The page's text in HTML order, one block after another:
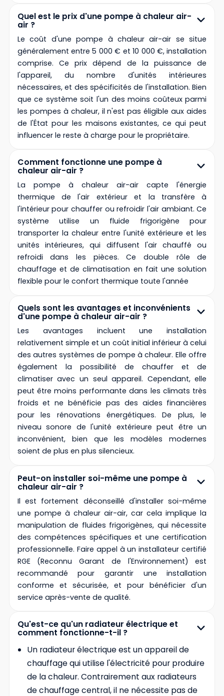
Quel est le prix d'une pompe à chaleur air-
air ?
Le coût d'une pompe à chaleur air-air se situe
généralement entre 5 000 € et 10 000 €, installation
comprise. Ce prix dépend de la puissance de
l'appareil, du nombre d'unités intérieures
nécessaires, et des spécificités de l'installation. Bien
que ce système soit l'un des moins coûteux parmi
les pompes à chaleur, il n'est pas éligible aux aides
de l'État pour les maisons existantes, ce qui peut
influencer le reste à charge pour le propriétaire.
Comment fonctionne une pompe à
chaleur air-air ?
La pompe à chaleur air-air capte l'énergie
thermique de l'air extérieur et la transfère à
l'intérieur pour chauffer ou refroidir l'air ambiant. Ce
système utilise un fluide frigorigène pour
transporter la chaleur entre l'unité extérieure et les
unités intérieures, qui diffusent l'air chauffé ou
refroidi dans les pièces. Ce double rôle de
chauffage et de climatisation en fait une solution
flexible pour le confort thermique toute l'année
Quels sont les avantages et inconvénients
d'une pompe à chaleur air-air ?
Les avantages incluent une installation
relativement simple et un coût initial inférieur à celui
des autres systèmes de pompe à chaleur. Elle offre
également la possibilité de chauffer et de
climatiser avec un seul appareil. Cependant, elle
peut être moins performante dans les climats très
froids et ne bénéficie pas des aides financières
pour les rénovations énergétiques. De plus, le
niveau sonore de l'unité extérieure peut être un
inconvénient, bien que les modèles modernes
soient de plus en plus silencieux.
Peut-on installer soi-même une pompe à
chaleur air-air ?
Il est fortement déconseillé d'installer soi-même
une pompe à chaleur air-air, car cela implique la
manipulation de fluides frigorigènes, qui nécessite
des compétences spécifiques et une certification
professionnelle. Faire appel à un installateur certifié
RGE (Reconnu Garant de l'Environnement) est
recommandé pour garantir une installation
conforme et sécurisée, et pour bénéficier d'un
service après-vente de qualité.
Qu'est-ce qu'un radiateur électrique et
comment fonctionne-t-il ?
Un radiateur électrique est un appareil de
chauffage qui utilise l'électricité pour produire
de la chaleur. Contrairement aux radiateurs
de chauffage central, il ne nécessite pas de